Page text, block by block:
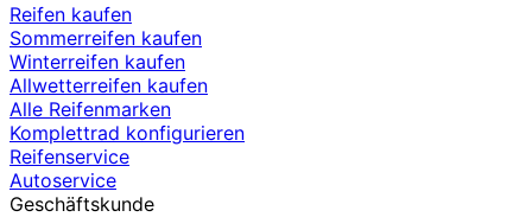
Reifen kaufen
Sommerreifen kaufen
Winterreifen kaufen
Allwetterreifen kaufen
Alle Reifenmarken
Komplettrad konfigurieren
Reifenservice
Autoservice
Geschäftskunde